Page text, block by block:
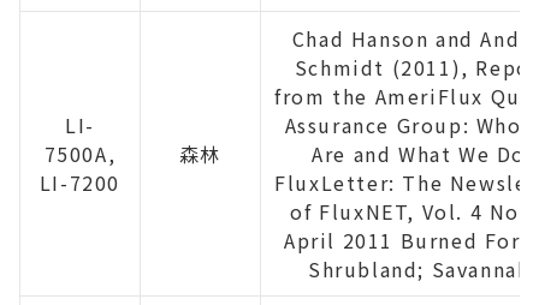
LI-
7500A,
LI-7200
森林
Chad Hanson and
Schmidt (2011),
from the AmeriFlux
Assurance Group: Who
Are and What We Do.
FluxLetter: The
of FluxNET, Vol. 4 No.
April 2011 Burned
Shrubland; Savannah;